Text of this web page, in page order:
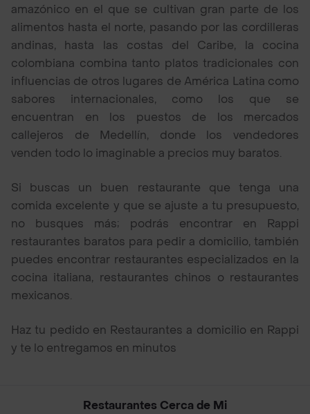
amazónico en el que se cultivan gran parte de los
alimentos hasta el norte, pasando por las cordilleras
andinas, hasta las costas del Caribe, la cocina
colombiana combina tanto platos tradicionales con
influencias de otros lugares de América Latina como
sabores internacionales, como los que se
encuentran en los puestos de los mercados
callejeros de Medellín, donde los vendedores
venden todo lo imaginable a precios muy baratos.
Si buscas un buen restaurante que tenga una
comida excelente y que se ajuste a tu presupuesto,
no busques más; podrás encontrar en Rappi
restaurantes baratos para pedir a domicilio, también
puedes encontrar restaurantes especializados en la
cocina italiana, restaurantes chinos o restaurantes
mexicanos.
Haz tu pedido en Restaurantes a domicilio en Rappi
y te lo entregamos en minutos
Restaurantes Cerca de Mi